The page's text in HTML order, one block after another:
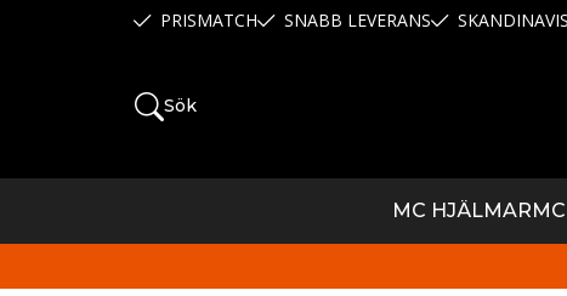
PRISMATCH SNABB LEVERANS
Sök
MC HJÄLMAR